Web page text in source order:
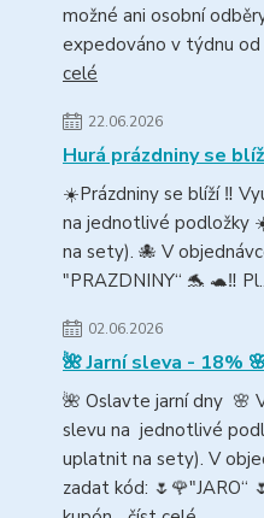
možné ani osobní
expedováno v týdnu od
celé
22.06.2026
Hurá prázdniny se
☀️Prázdniny se blíží ‼️
na jednotlivé podložky
na sety). 🐙 V
"PRAZDNINY“ 🐬 🐢‼️
02.06.2026
🌺 Jarní sleva - 18%
🌺 Oslavte jarní dny 🌸
slevu na jednotlivé
uplatnit na sety). V
zadat kód: 🌷🌹"JARO“